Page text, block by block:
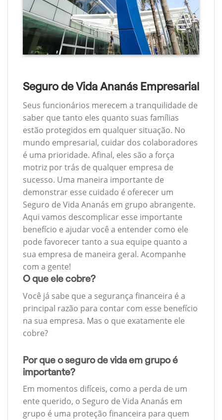
Seguro de Vida Ananás Empresarial
Seus funcionários merecem a tranquilidade de
saber que tanto eles quanto suas famílias
estão protegidos em qualquer situação. No
mundo empresarial, cuidar dos colaboradores
é uma prioridade. Afinal, eles são a força
motriz por trás de qualquer empresa de
sucesso. Uma maneira importante de
demonstrar esse cuidado é oferecer um
Seguro de Vida Ananás em grupo abrangente.
Aqui vamos descomplicar esse importante
benefício e ajudar você a entender como ele
pode favorecer tanto a sua equipe quanto a
sua empresa de maneira geral. Acompanhe
com a gente!
O que ele cobre?
Você já sabe que a segurança financeira é a
principal razão para contar com esse benefício
na sua empresa. Mas o que exatamente ele
cobre?
Por que o seguro de vida em grupo é
importante?
Em momentos difíceis, como a perda de um
ente querido, o Seguro de Vida Ananás em
grupo é uma proteção financeira para quem